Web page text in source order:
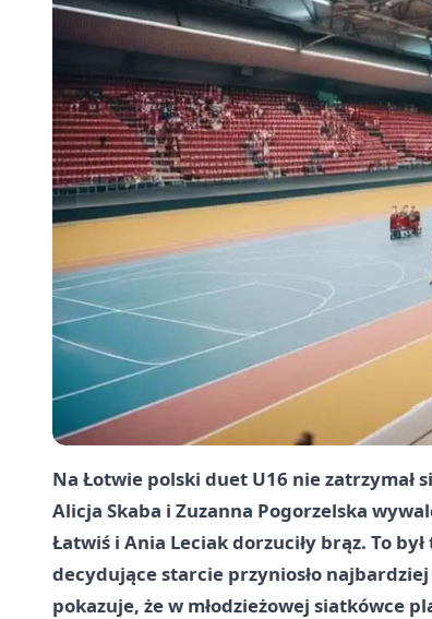
Na Łotwie polski duet U16 nie zatrzymał
Alicja Skaba i Zuzanna Pogorzelska
Łatwiś i Ania Leciak dorzuciły brąz. To
decydujące starcie przyniosło
pokazuje, że w młodzieżowej siatkówce